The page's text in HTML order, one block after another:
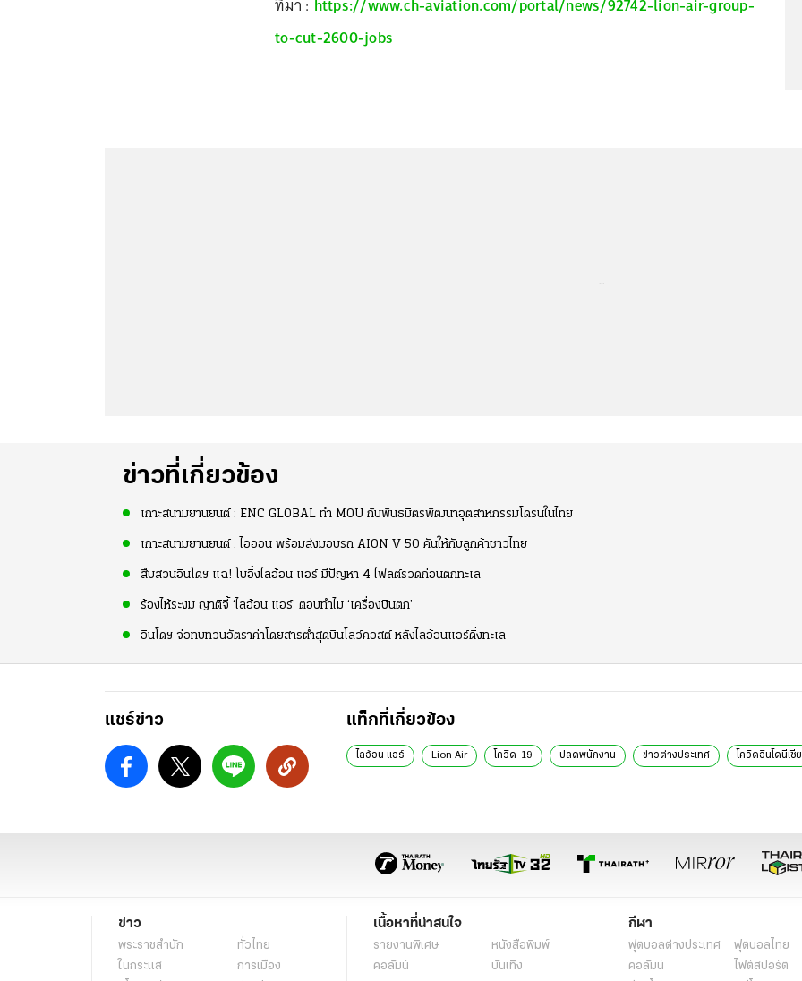
ที่มา : https://www.ch-aviation.com/portal/news/92742-lion-air-group-
to-cut-2600-jobs
ข่าวที่เกี่ยวข้อง
เกาะสนามยานยนต์ : ENC GLOBAL ทำ MOU กับพันธมิตรพัฒนาอุตสาหกรรมโดรนในไทย
เกาะสนามยานยนต์ : ไอออน พร้อมส่งมอบรถ AION V 50 คันให้กับลูกค้าชาวไทย
สืบสวนอินโดฯ แฉ! โบอิ้งไลอ้อน แอร์ มีปัญหา 4 ไฟลต์รวดก่อนตกทะเล
ร้องไห้ระงม ญาติจี้ ‘ไลอ้อน แอร์’ ตอบทำไม ‘เครื่องบินตก’
อินโดฯ จ่อทบทวนอัตราค่าโดยสารต่ำสุดบินโลว์คอสต์ หลังไลอ้อนแอร์ดิ่งทะเล
แชร์ข่าว แท็กที่เกี่ยวข้อง
ไลอ้อน แอร์ Lion Air โควิด-19 ปลดพนักงาน ข่าวต่างประเทศ โควิดอินโดนีเซีย
ข่าว
พระราชสำนัก
ทั่วไทย
ในกระแส
การเมือง
เนื้อหาที่น่าสนใจ
รายงานพิเศษ
หนังสือพิมพ์
คอลัมน์
บันเทิง
กีฬา
ฟุตบอลต่่างประเทศ
ฟุตบอลไทย
คอลัมน์
ไฟต์สปอร์ต